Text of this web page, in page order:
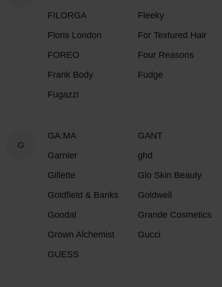
FILORGA
Fleeky
Floris London
For Textured Hair
FOREO
Four Reasons
Frank Body
Fudge
Fugazzi
G
GA:MA
GANT
Garnier
ghd
Gillette
Glo Skin Beauty
Goldfield & Banks
Goldwell
Goodal
Grande Cosmetics
Grown Alchemist
Gucci
GUESS